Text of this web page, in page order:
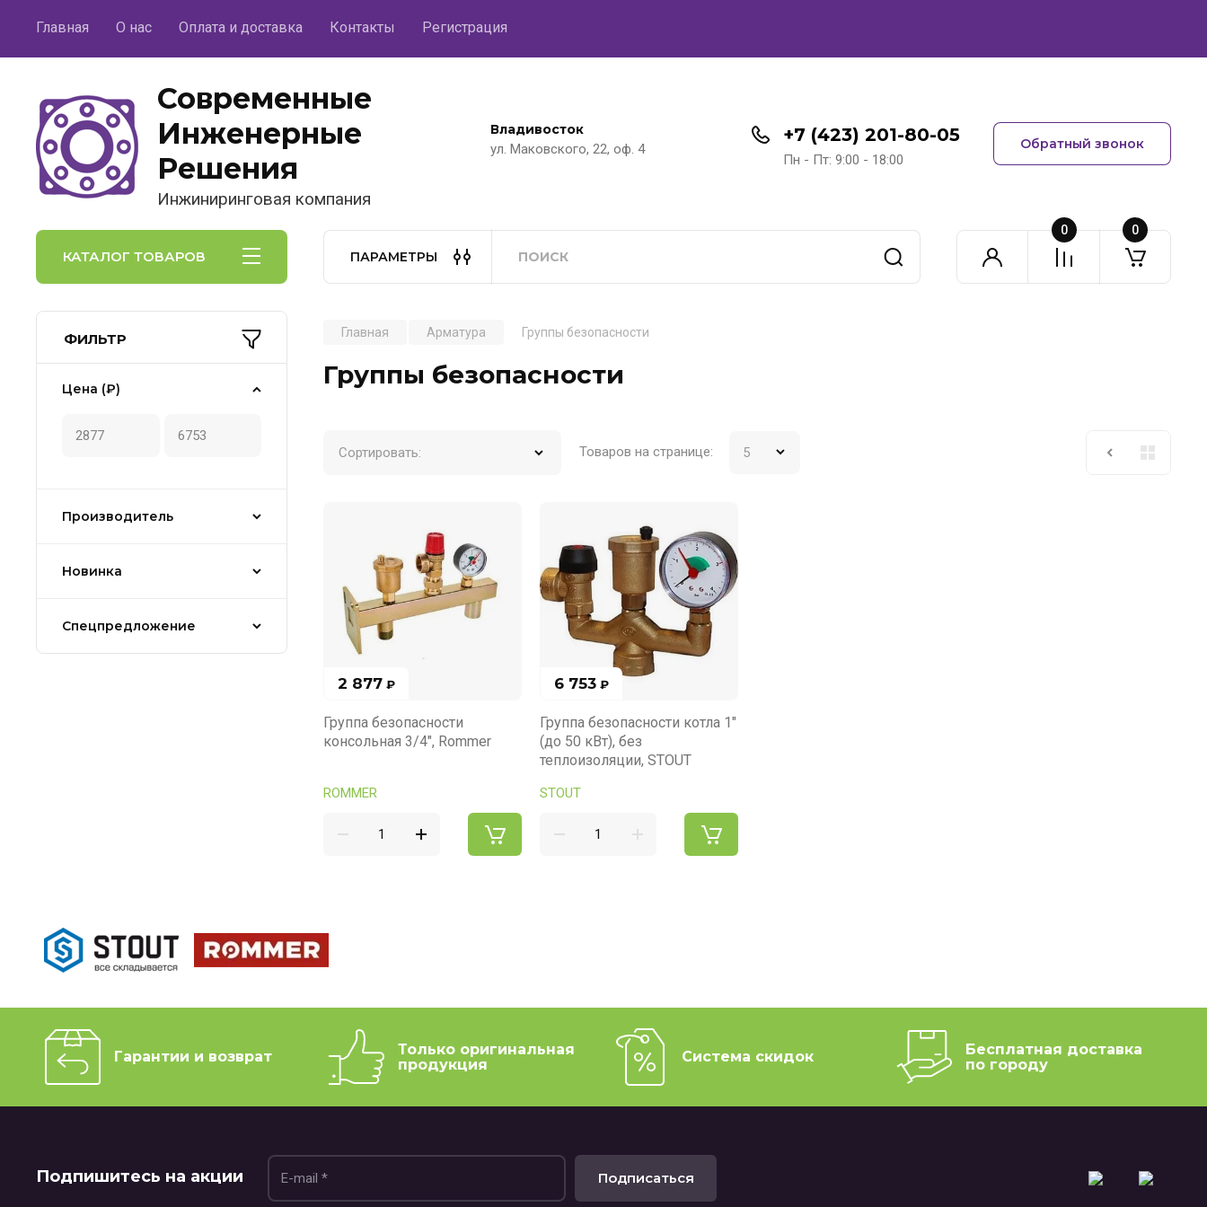
Главная О нас Оплата и доставка Контакты Регистрация
Современные
Инженерные
Решения
Инжиниринговая компания
Владивосток
ул. Маковского, 22, оф. 4
+7 (423) 201-80-05
Пн - Пт: 9:00 - 18:00
Обратный звонок
КАТАЛОГ ТОВАРОВ ПАРАМЕТРЫ
0 0
ФИЛЬТР
Цена (₽)
Производитель
Новинка
Спецпредложение
Главная Арматура Группы безопасности
Группы безопасности
Сортировать: Товаров на странице:
2 877 ₽
Группа безопасности
консольная 3/4", Rommer
ROMMER
6 753 ₽
Группа безопасности котла 1"
(до 50 кВт), без
теплоизоляции, STOUT
STOUT
Гарантии и возврат
Только оригинальная
продукция
Система скидок
Бесплатная доставка
по городу
Подпишитесь на акции Подписаться